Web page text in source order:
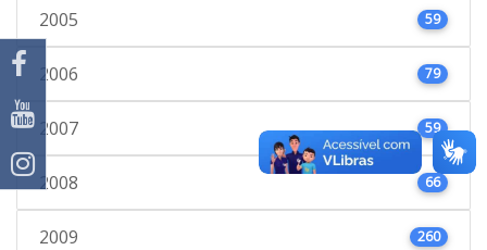
2005 59
2006 79
2007 59
2008 66
2009 260